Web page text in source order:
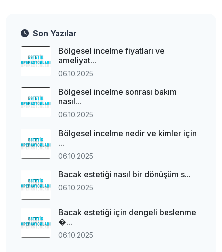
Son Yazılar
Bölgesel incelme fiyatları ve
ameliyat...
06.10.2025
Bölgesel incelme sonrası bakım
nasıl...
06.10.2025
Bölgesel incelme nedir ve kimler için
...
06.10.2025
Bacak estetiği nasıl bir dönüşüm s...
06.10.2025
Bacak estetiği için dengeli beslenme
�...
06.10.2025